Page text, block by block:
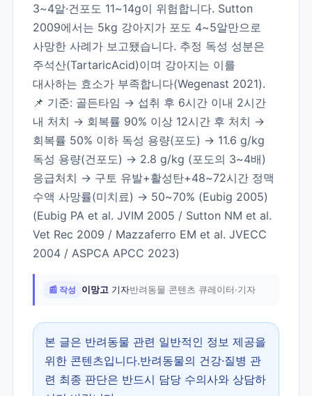
3~4알·건포도 11~14g이 위험합니다. Sutton
2009에서는 5kg 강아지가 포도 4~5알만으로
사망한 사례가 보고됐습니다. 추정 독성 성분은
주석산(TartaricAcid)이며 강아지는 이를
대사하는 효소가 부족합니다(Wegenast 2021).
📌 기준: 골든타임 → 섭취 후 6시간 이내 2시간
내 처치 → 회복률 90% 이상 12시간 후 처치 →
회복률 50% 이하 독성 용량(포도) → 11.6 g/kg
독성 용량(건포도) → 2.8 g/kg (포도의 3~4배)
응급처치 → 구토 유발+활성탄+48~72시간 정맥
수액 사망률(미치료) → 50~70% (Eubig 2005)
(Eubig PA et al. JVIM 2005 / Sutton NM et al.
Vet Rec 2009 / Mazzaferro EM et al. JVECC
2004 / ASPCA APCC 2023)
📰 작성 이망고 기자반려동물 콘텐츠 큐레이터·기자
본 글은 반려동물 관련 일반적인 정보 제공을
위한 콘텐츠입니다.반려동물의 건강·질병 관
련 최종 판단은 반드시 담당 수의사와 상담하